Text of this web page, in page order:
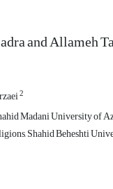
and Allameh
2
Madani University of
Shahid Beheshti